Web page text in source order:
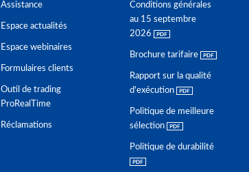
Assistance
Espace actualités
Espace webinaires
Formulaires clients
Outil de trading
ProRealTime
Réclamations
Conditions générales
au 15 septembre
2026
Brochure tarifaire
Rapport sur la qualité
d'exécution
Politique de meilleure
sélection
Politique de durabilité